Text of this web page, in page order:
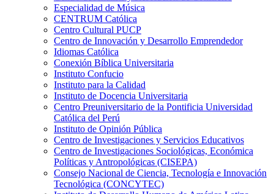
Especialidad de Música
CENTRUM Católica
Centro Cultural PUCP
Centro de Innovación y Desarrollo Emprendedor
Idiomas Católica
Conexión Bíblica Universitaria
Instituto Confucio
Instituto para la Calidad
Instituto de Docencia Universitaria
Centro Preuniversitario de la Pontificia Universidad
Católica del Perú
Instituto de Opinión Pública
Centro de Investigaciones y Servicios Educativos
Centro de Investigaciones Sociológicas, Económica
Políticas y Antropológicas (CISEPA)
Consejo Nacional de Ciencia, Tecnología e Innovación
Tecnológica (CONCYTEC)